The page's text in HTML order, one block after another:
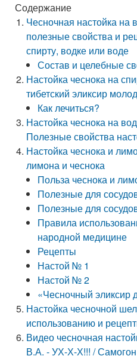
Содержание
Чесночная настойка на
полезные свойства и
спирту, водке или воде
Состав и целебные
Настойка чеснока на
тибетский эликсир
Как лечиться?
Настойка чеснока на
Полезные свойства
Настойка чеснока и
лимона и чеснока
Польза чеснока и
Полезные для
Полезные для
Правила
народной медицине
Рецепты
Настой № 1
Настой № 2
«Чесночный эликсир
Настойка чесночной
использованию и
Видео чесночная
В.А. - УХ-Х-Х!!! /